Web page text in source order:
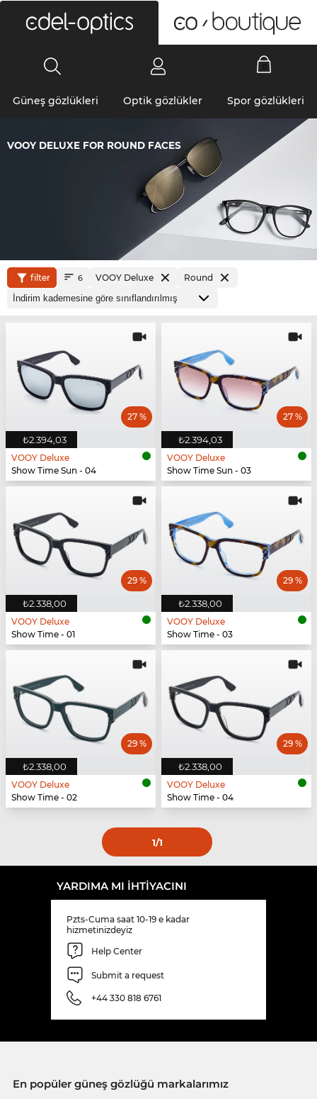
Güneş gözlükleri Optik gözlükler Spor gözlükleri
VOOY DELUXE FOR ROUND FACES
filter 6 VOOY Deluxe Round
₺2.394,03
27 %
VOOY Deluxe
Show Time Sun - 04
₺2.394,03
27 %
VOOY Deluxe
Show Time Sun - 03
₺2.338,00
29 %
VOOY Deluxe
Show Time - 01
₺2.338,00
29 %
VOOY Deluxe
Show Time - 03
₺2.338,00
29 %
VOOY Deluxe
Show Time - 02
₺2.338,00
29 %
VOOY Deluxe
Show Time - 04
1/1
YARDIMA MI IHTIYACINI
Pzts-Cuma saat 10-19 e kadar
hizmetinizdeyiz
Help Center
Submit a request
+44 330 818 6761
En popüler güneş gözlüğü markalarımız